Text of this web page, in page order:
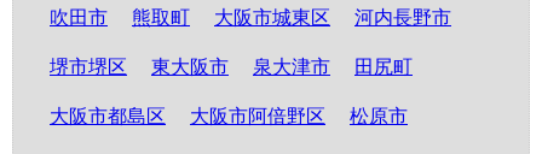
吹田市 熊取町 大阪市城東区 河内長野市
堺市堺区 東大阪市 泉大津市 田尻町
大阪市都島区 大阪市阿倍野区 松原市